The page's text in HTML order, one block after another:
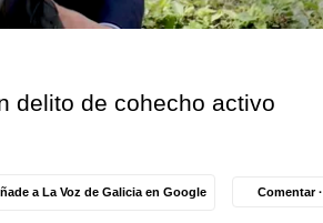
delito de cohecho activo
a La Voz de Galicia en Google Comentar ·